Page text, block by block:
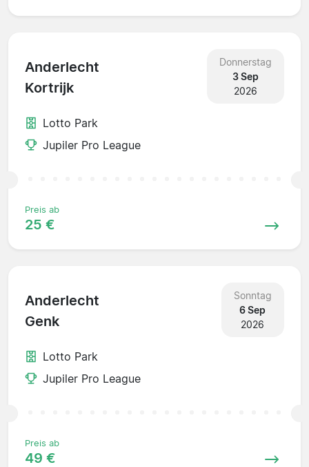
Anderlecht
Kortrijk
Donnerstag
3 Sep
2026
Lotto Park
Jupiler Pro League
Preis ab
25 €
Anderlecht
Genk
Sonntag
6 Sep
2026
Lotto Park
Jupiler Pro League
Preis ab
49 €